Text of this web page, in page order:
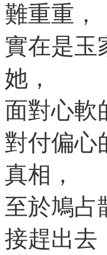
難重重，
實在是玉
她，
面對心軟
對付偏心
真相，
至於鳩占
接趕出去